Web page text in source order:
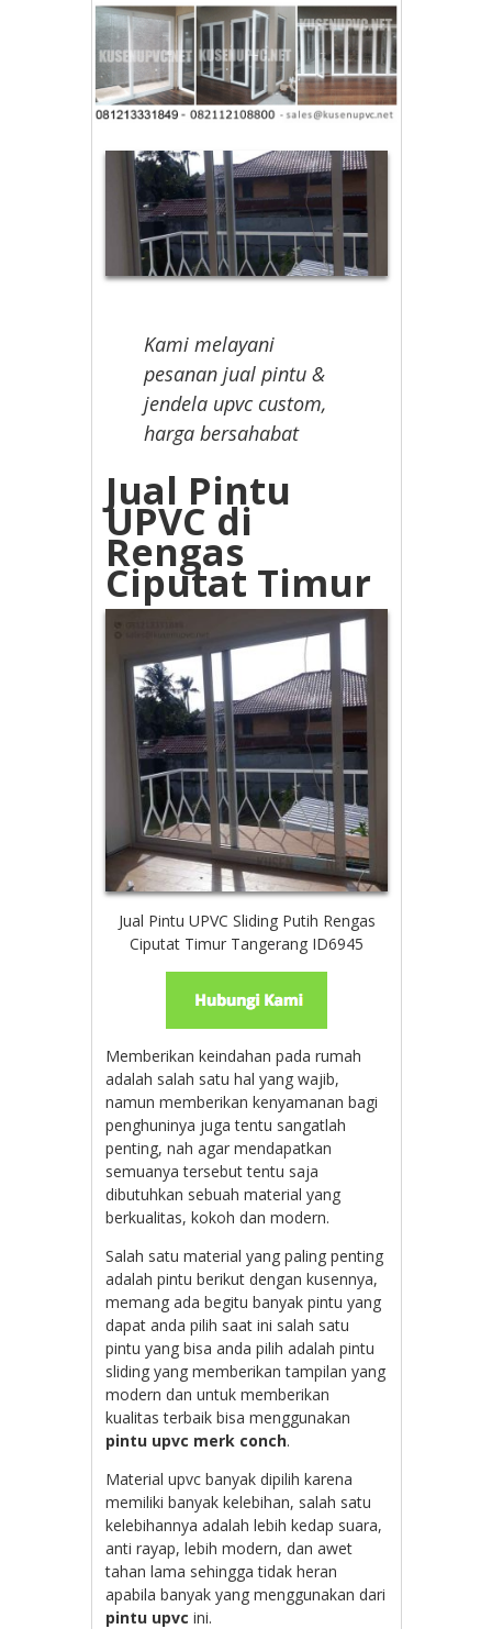
Kami melayani
pesanan jual pintu &
jendela upvc custom,
harga bersahabat
Jual Pintu
UPVC di
Rengas
Ciputat Timur
Jual Pintu UPVC Sliding Putih Rengas
Ciputat Timur Tangerang ID6945
Memberikan keindahan pada rumah
adalah salah satu hal yang wajib,
namun memberikan kenyamanan bagi
penghuninya juga tentu sangatlah
penting, nah agar mendapatkan
semuanya tersebut tentu saja
dibutuhkan sebuah material yang
berkualitas, kokoh dan modern.
Salah satu material yang paling penting
adalah pintu berikut dengan kusennya,
memang ada begitu banyak pintu yang
dapat anda pilih saat ini salah satu
pintu yang bisa anda pilih adalah pintu
sliding yang memberikan tampilan yang
modern dan untuk memberikan
kualitas terbaik bisa menggunakan
pintu upvc merk conch.
Material upvc banyak dipilih karena
memiliki banyak kelebihan, salah satu
kelebihannya adalah lebih kedap suara,
anti rayap, lebih modern, dan awet
tahan lama sehingga tidak heran
apabila banyak yang menggunakan dari
pintu upvcini.